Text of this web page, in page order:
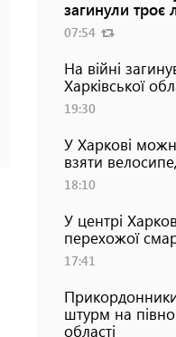
загинули троє
07:54
На війні
Харківської
19:30
У Харкові
взяти
18:10
У центрі
перехожої
17:41
штурм на
області